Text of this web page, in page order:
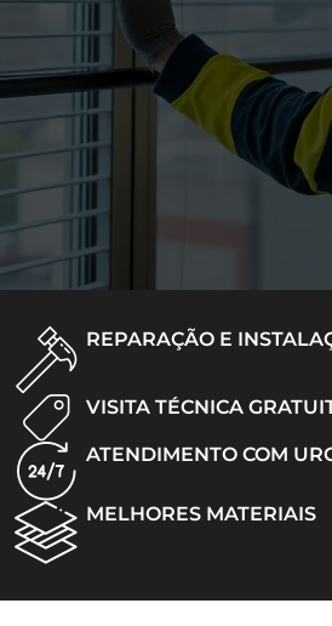
REPARAÇÃO E
VISITA TÉCNICA
ATENDIMENTO COM
MELHORES MATERIAIS